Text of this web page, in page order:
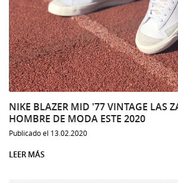
NIKE BLAZER MID '77 VINTAGE LAS
HOMBRE DE MODA ESTE 2020
Publicado el 13.02.2020
LEER MÁS